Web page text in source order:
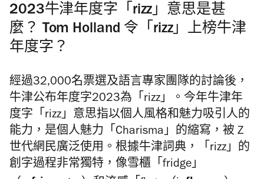
2023牛津年度字「rizz」意思是甚
麼？ Tom Holland 令「rizz」上榜牛津
年度字？
經過32,000名票選及語言專家團隊的討論後，
牛津公布年度字2023為「rizz」。今年牛津年
度字「rizz」意思指以個人風格和魅力吸引人的
能力，是個人魅力「Charisma」的縮寫，被 Z
世代網民廣泛使用。根據牛津詞典，「rizz」的
創字過程非常獨特，像雪櫃「fridge」